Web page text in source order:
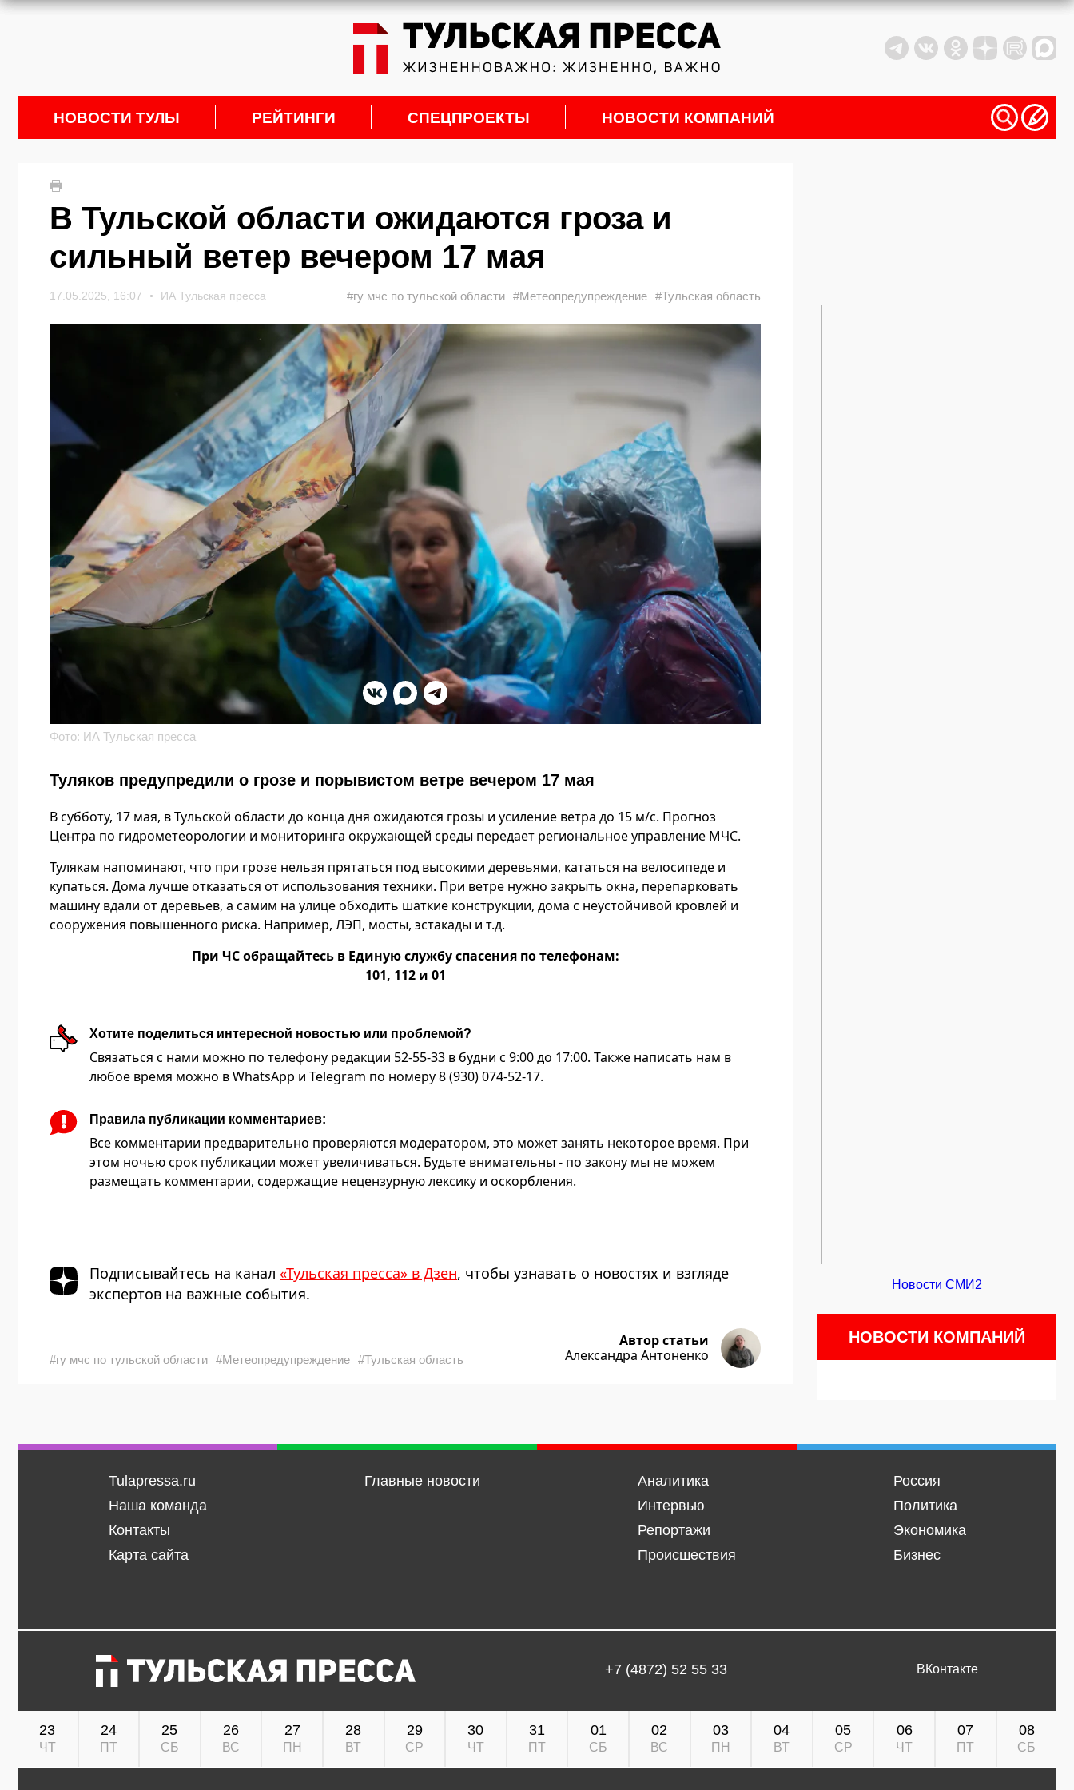
НОВОСТИ ТУЛЫ РЕЙТИНГИ СПЕЦПРОЕКТЫ НОВОСТИ КОМПАНИЙ
В Тульской области ожидаются гроза и
сильный ветер вечером 17 мая
17.05.2025, 16:07 ИА Тульская пресса #гу мчс по тульской области #Метеопредупреждение #Тульская область
Фото: ИА Тульская пресса
Туляков предупредили о грозе и порывистом ветре вечером 17 мая
В субботу, 17 мая, в Тульской области до конца дня ожидаются грозы и усиление ветра до 15 м/с. Прогноз
Центра по гидрометеорологии и мониторинга окружающей среды передает региональное управление МЧС.
Тулякам напоминают, что при грозе нельзя прятаться под высокими деревьями, кататься на велосипеде и
купаться. Дома лучше отказаться от использования техники. При ветре нужно закрыть окна, перепарковать
машину вдали от деревьев, а самим на улице обходить шаткие конструкции, дома с неустойчивой кровлей и
сооружения повышенного риска. Например, ЛЭП, мосты, эстакады и т.д.
При ЧС обращайтесь в Единую службу спасения по телефонам:
101, 112 и 01
Хотите поделиться интересной новостью или проблемой?
Связаться с нами можно по телефону редакции 52-55-33 в будни с 9:00 до 17:00. Также написать нам в
любое время можно в WhatsApp и Telegram по номеру 8 (930) 074-52-17.
Правила публикации комментариев:
Все комментарии предварительно проверяются модератором, это может занять некоторое время. При
этом ночью срок публикации может увеличиваться. Будьте внимательны - по закону мы не можем
размещать комментарии, содержащие нецензурную лексику и оскорбления.
Подписывайтесь на канал «Тульская пресса» в Дзен, чтобы узнавать о новостях и взгляде
экспертов на важные события.
#гу мчс по тульской области #Метеопредупреждение #Тульская область
Автор статьи
Александра Антоненко
Новости СМИ2
НОВОСТИ КОМПАНИЙ
Tulapressa.ru
Наша команда
Контакты
Карта сайта
Главные новости
Аналитика
Интервью
Репортажи
Происшествия
Россия
Политика
Экономика
Бизнес
+7 (4872) 52 55 33 ВКонтакте
23
ЧТ
24
ПТ
25
СБ
26
ВС
27
ПН
28
ВТ
29
СР
30
ЧТ
31
ПТ
01
СБ
02
ВС
03
ПН
04
ВТ
05
СР
06
ЧТ
07
ПТ
08
СБ